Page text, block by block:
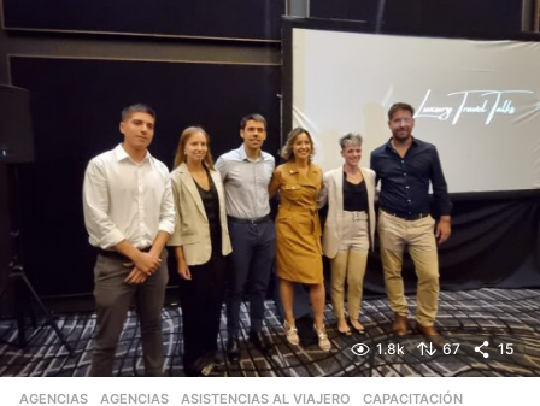
s
1.8k 67 15
AGENCIAS AGENCIAS ,ASISTENCIAS AL VIAJERO ,CAPACITACIÓN